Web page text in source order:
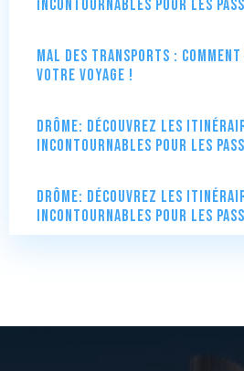
incontournables pour les
Mal des transports :
votre voyage !
Drôme: Découvrez les
incontournables pour les
Drôme: Découvrez les
incontournables pour les